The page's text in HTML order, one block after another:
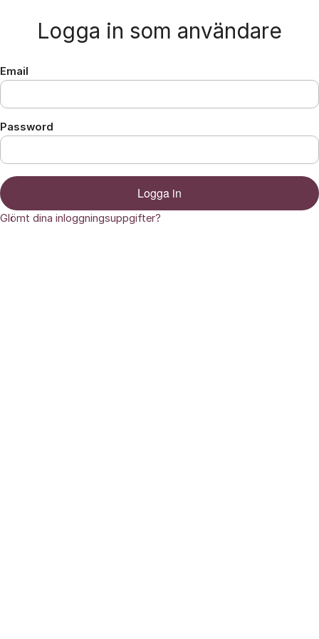
Logga in som användare
Email
Password
Logga in
Glömt dina inloggningsuppgifter?